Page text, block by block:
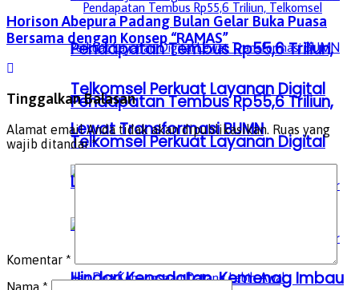
Pendapatan Tembus Rp55,6 Triliun,
Telkomsel Perkuat Layanan Digital
Lewat Transformasi BUMN
Hindari Kepadatan, Kemenag Imbau
Pendapatan Tembus Rp55,6 Triliun,
Telkomsel Perkuat Layanan Digital
Lewat Transformasi BUMN
Horison Abepura Padang Bulan Gelar Buka Puasa
Bersama dengan Konsep “RAMAS”
Tinggalkan Balasan
Alamat email Anda tidak akan dipublikasikan. Ruas yang
wajib ditandai*
Komentar *
Nama *